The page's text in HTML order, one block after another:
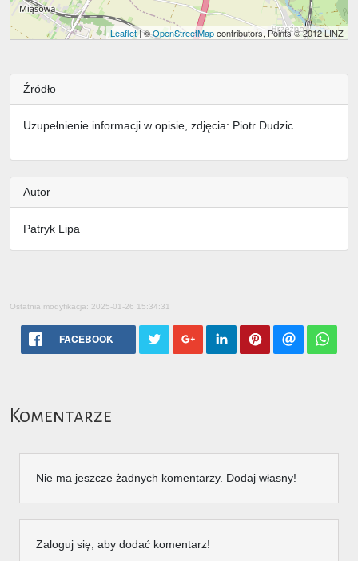
Leaflet| ©OpenStreetMapcontributors, Points © 2012 LINZ
Źródło
Uzupełnienie informacji w opisie, zdjęcia: Piotr Dudzic
Autor
Patryk Lipa
Ostatnia modyfikacja: 2025-01-26 15:34:31
FACEBOOK
Komentarze
Nie ma jeszcze żadnych komentarzy. Dodaj własny!
Zaloguj się, aby dodać komentarz!